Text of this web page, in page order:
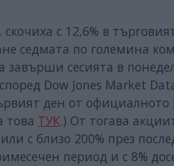
с 12,6% в
седмата по големина
завърши сесията в
Dow Jones Market
ден от официалното
това ТУК.) От тогава
с близо 200% през
период и с 8%